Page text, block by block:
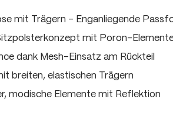
mit Trägern - Enganliegende
mit Poron-
dank Mesh-Einsatz am Rückteil
breiten, elastischen Trägern
modische Elemente mit Reflektion